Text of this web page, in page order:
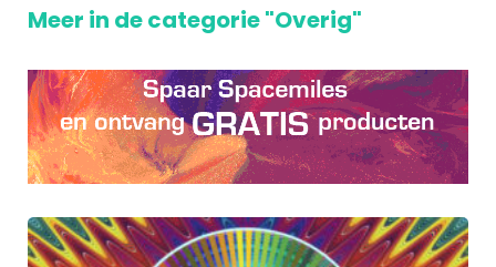
Meer in de categorie "Overig"